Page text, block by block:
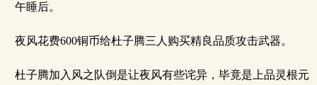
午睡后。
夜风花费600铜币给杜子腾三人购买精良品质攻击武器。
杜子腾加入风之队倒是让夜风有些诧异，毕竟是上品灵根元